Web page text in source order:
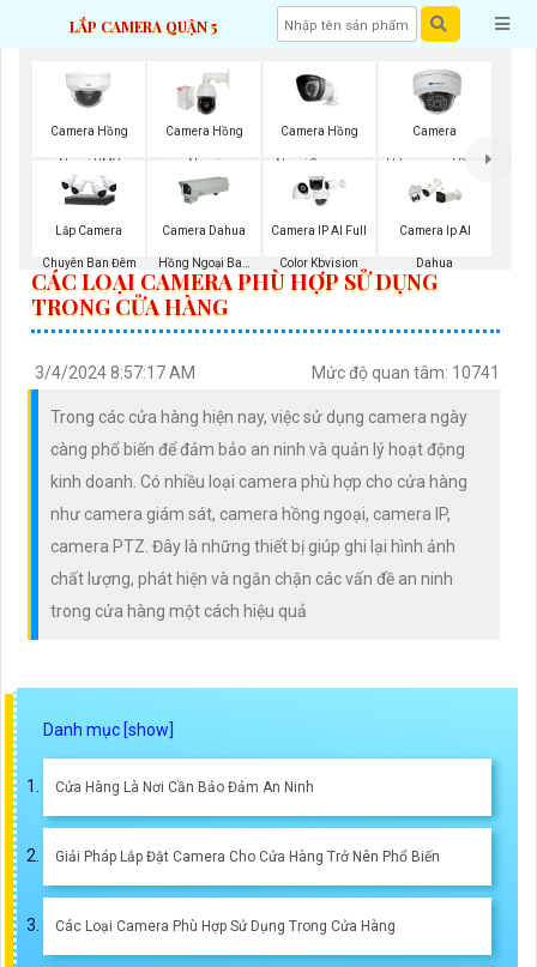
LẮP CAMERA QUẬN 5
Camera Hồng
Ngoại UMV
Camera Hồng
Ngoại
Camera Hồng
Ngoại Samsung
Camera
Hdparagon Hồng
Ngoại
Lắp Camera
Chuyên Ban Đêm
Camera Dahua
Hồng Ngoại Ban
Đêm
Camera IP AI Full
Color Kbvision
Camera Ip AI
Dahua
CÁC LOẠI CAMERA PHÙ HỢP SỬ DỤNG
TRONG CỬA HÀNG
3/4/2024 8:57:17 AM Mức độ quan tâm: 10741
Trong các cửa hàng hiện nay, việc sử dụng camera ngày
càng phổ biến để đảm bảo an ninh và quản lý hoạt động
kinh doanh. Có nhiều loại camera phù hợp cho cửa hàng
như camera giám sát, camera hồng ngoại, camera IP,
camera PTZ. Đây là những thiết bị giúp ghi lại hình ảnh
chất lượng, phát hiện và ngăn chặn các vấn đề an ninh
trong cửa hàng một cách hiệu quả
Cửa Hàng Là Nơi Cần Bảo Đảm An Ninh
Giải Pháp Lắp Đặt Camera Cho Cửa Hàng Trở Nên Phổ Biến
Các Loại Camera Phù Hợp Sử Dụng Trong Cửa Hàng